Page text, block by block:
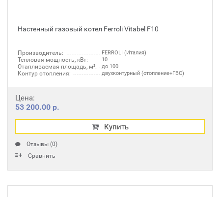
Настенный газовый котел Ferroli Vitabel F10
Производитель: FERROLI (Италия)
Тепловая мощность, кВт: 10
Отапливаемая площадь, м²: до 100
Контур отопления: двухконтурный (отопление+ГВС)
Цена:
53 200.00 р.
Купить
Отзывы (0)
Сравнить